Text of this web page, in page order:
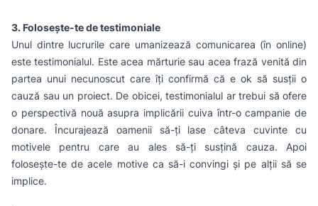
3. Folosește-te de testimoniale
Unul dintre lucrurile care umanizează comunicarea (în online)
este testimonialul. Este acea mărturie sau acea frază venită din
partea unui necunoscut care îți confirmă că e ok să susții o
cauză sau un proiect. De obicei, testimonialul ar trebui să ofere
o perspectivă nouă asupra implicării cuiva într-o campanie de
donare. Încurajează oamenii să-ți lase câteva cuvinte cu
motivele pentru care au ales să-ți susțină cauza. Apoi
folosește-te de acele motive ca să-i convingi și pe alții să se
implice.